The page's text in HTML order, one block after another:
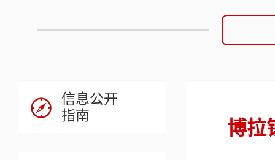
信息公开
指南
博拉